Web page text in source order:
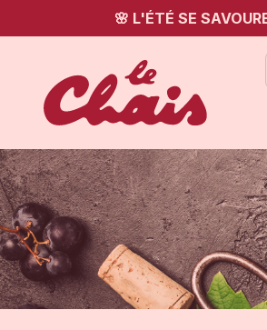
🌸 L'ÉTÉ SE